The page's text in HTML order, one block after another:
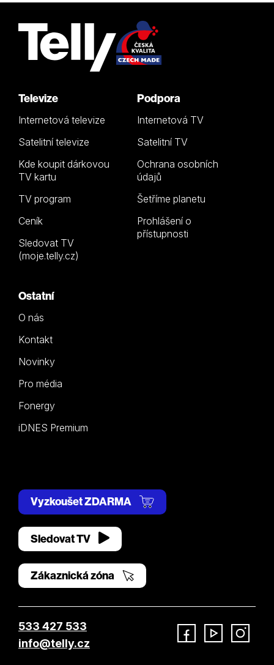
Televize
Internetová televize
Satelitní televize
Kde koupit dárkovou
TV kartu
TV program
Ceník
Sledovat TV
(moje.telly.cz)
Podpora
Internetová TV
Satelitní TV
Ochrana osobních
údajů
Šetříme planetu
Prohlášení o
přístupnosti
Ostatní
O nás
Kontakt
Novinky
Pro média
Fonergy
iDNES Premium
Vyzkoušet ZDARMA
Sledovat TV
Zákaznická zóna
533 427 533
info@telly.cz